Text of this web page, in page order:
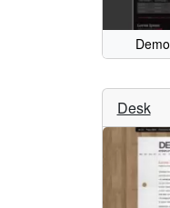
Demo
Desk